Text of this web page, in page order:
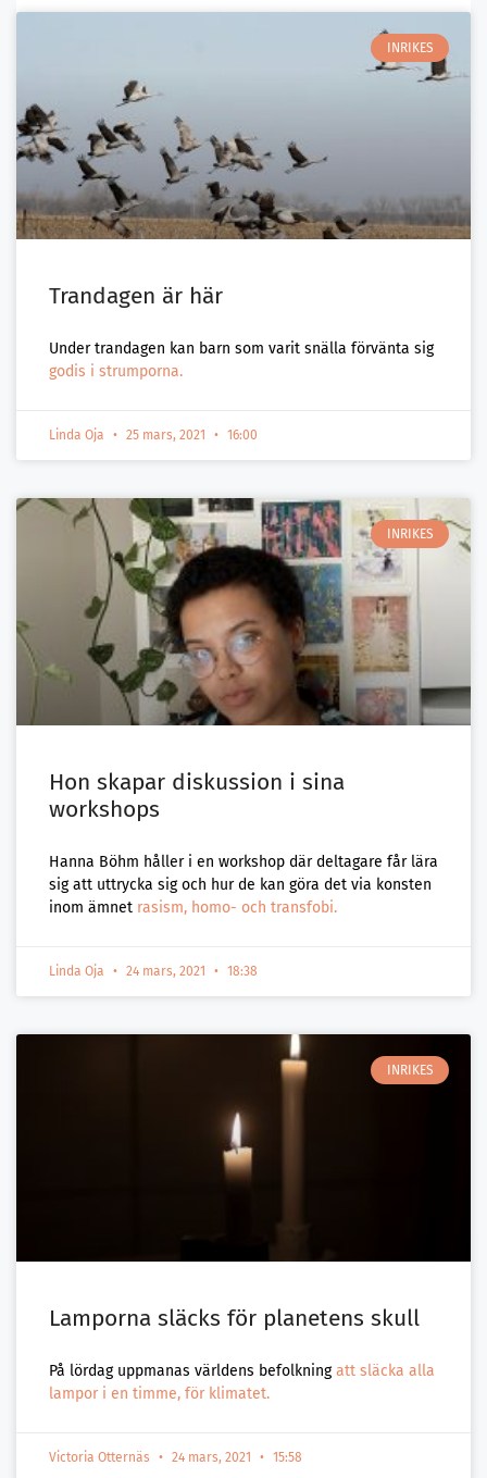
INRIKES
Trandagen är här
Under trandagen kan barn som varit snälla förvänta sig
godis i strumporna.
Linda Oja 25 mars, 2021 16:00
INRIKES
Hon skapar diskussion i sina
workshops
Hanna Böhm håller i en workshop där deltagare får lära
sig att uttrycka sig och hur de kan göra det via konsten
inom ämnet rasism, homo- och transfobi.
Linda Oja 24 mars, 2021 18:38
INRIKES
Lamporna släcks för planetens skull
På lördag uppmanas världens befolkningatt släcka alla
lampor i en timme, för klimatet.
Victoria Otternäs 24 mars, 2021 15:58